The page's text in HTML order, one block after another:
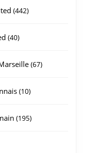
442442
4040
6767
1010
195195